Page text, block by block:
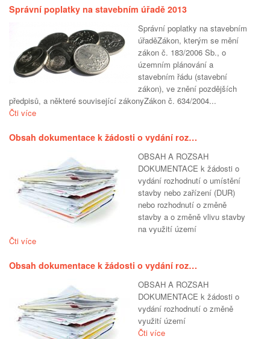
Správní poplatky na stavebním úřadě 2013
Správní poplatky na stavebním
úřaděZákon, kterým se mění
zákon č. 183/2006 Sb., o
územním plánování a
stavebním řádu (stavební
zákon), ve znění pozdějších
předpisů, a některé související zákonyZákon č. 634/2004...
Čti více
Obsah dokumentace k žádosti o vydání roz…
OBSAH A ROZSAH
DOKUMENTACE k žádosti o
vydání rozhodnutí o umístění
stavby nebo zařízení (DUR)
nebo rozhodnutí o změně
stavby a o změně vlivu stavby
na využití území
Čti více
Obsah dokumentace k žádosti o vydání roz…
OBSAH A ROZSAH
DOKUMENTACE k žádosti o
vydání rozhodnutí o změně
využití území
Čti více